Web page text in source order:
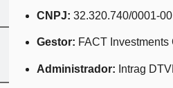
CNPJ: 32.320.740/0001-00
Gestor: FACT
Administrador: Intrag